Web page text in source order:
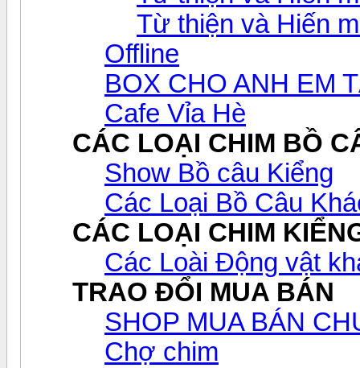
Từ thiện và Hiến
Offline
BOX CHO ANH EM
Cafe Vỉa Hè
CÁC LOẠI CHIM BỒ
Show Bồ câu Kiểng
Các Loại Bồ Câu
CÁC LOẠI CHIM
Các Loài Động vật
TRAO ĐỔI MUA BÁN
SHOP MUA BÁN
Chợ chim